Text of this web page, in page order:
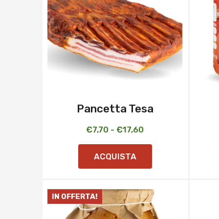
Pancetta Tesa
€7,70 - €17,60
di
€7,70
a
€17,60
ACQUISTA
IN OFFERTA!